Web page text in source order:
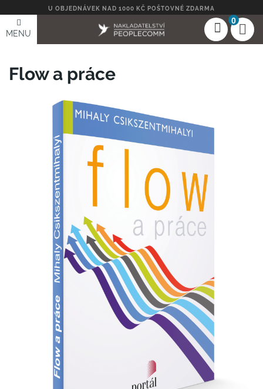
U OBJEDNÁVEK NAD 1000 KČ POŠTOVNÉ ZDARMA
MENU
0
Flow a práce